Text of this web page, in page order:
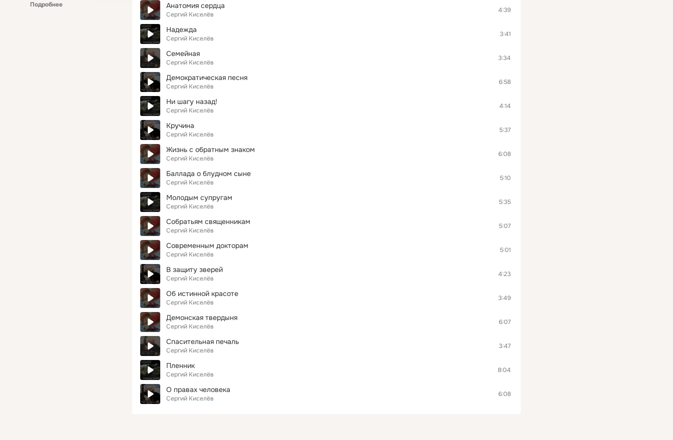
Подробнее
Анатомия сердца
Сергий Киселёв
4:39
Надежда
Сергий Киселёв
3:41
Семейная
Сергий Киселёв
3:34
Демократическая песня
Сергий Киселёв
6:58
Ни шагу назад!
Сергий Киселёв
4:14
Кручина
Сергий Киселёв
5:37
Жизнь с обратным знаком
Сергий Киселёв
6:08
Баллада о блудном сыне
Сергий Киселёв
5:10
Молодым супругам
Сергий Киселёв
5:35
Собратьям священникам
Сергий Киселёв
5:07
Современным докторам
Сергий Киселёв
5:01
В защиту зверей
Сергий Киселёв
4:23
Об истинной красоте
Сергий Киселёв
3:49
Демонская твердыня
Сергий Киселёв
6:07
Спасительная печаль
Сергий Киселёв
3:47
Пленник
Сергий Киселёв
8:04
О правах человека
Сергий Киселёв
6:08